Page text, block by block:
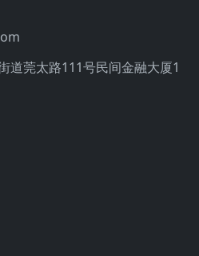
道莞太路111号民间金融大厦1